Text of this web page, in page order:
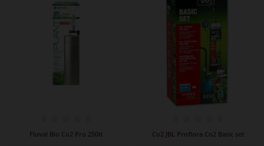
Fluval Bio Co2 Pro 250lt Co2 JBL Proflora Co2 Basic set